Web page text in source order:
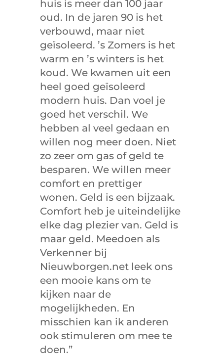
huis is meer dan 100 jaar
oud. In de jaren 90 is het
verbouwd, maar niet
geïsoleerd. ’s Zomers is het
warm en ’s winters is het
koud. We kwamen uit een
heel goed geïsoleerd
modern huis. Dan voel je
goed het verschil. We
hebben al veel gedaan en
willen nog meer doen. Niet
zo zeer om gas of geld te
besparen. We willen meer
comfort en prettiger
wonen. Geld is een bijzaak.
Comfort heb je uiteindelijke
elke dag plezier van. Geld is
maar geld. Meedoen als
Verkenner bij
Nieuwborgen.net leek ons
een mooie kans om te
kijken naar de
mogelijkheden. En
misschien kan ik anderen
ook stimuleren om mee te
doen.”